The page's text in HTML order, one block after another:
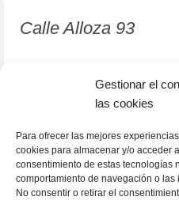
Gestionar el
las cookies
Para ofrecer las mejores
cookies para almacenar y/o acceder
consentimiento de estas tecnologías
comportamiento de navegación o
No consentir o retirar el
Calle Alloza 93
12001 Castellón de
964 81 37 63